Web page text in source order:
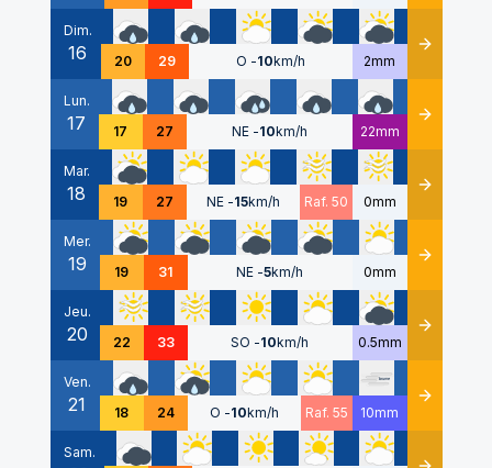
Dim.
16 20 29 O -10km/h 2mm Détails
Lun.
17 17 27 NE -10km/h 22mm Détails
Mar.
18 19 27 NE -15km/h Raf. 50 0mm Détails
Mer.
19 19 31 NE -5km/h 0mm Détails
Jeu.
20 22 33 SO -10km/h 0.5mm Détails
Ven.
21 18 24 O -10km/h Raf. 55 10mm Détails
Sam.